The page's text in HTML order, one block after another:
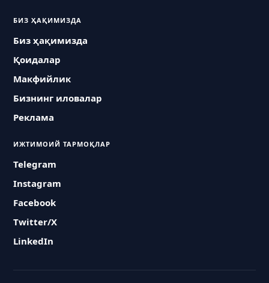
БИЗ ҲАҚИМИЗДА
Биз ҳақимизда
Қоидалар
Макфийлик
Бизнинг иловалар
Реклама
ИЖТИМОИЙ ТАРМОҚЛАР
Telegram
Instagram
Facebook
Twitter/X
LinkedIn